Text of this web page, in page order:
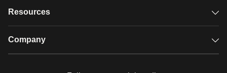
• Öl
• Leere Flasche
• Kuchen
Glossary
GDPR video hosting
Resources
Case studies
Company